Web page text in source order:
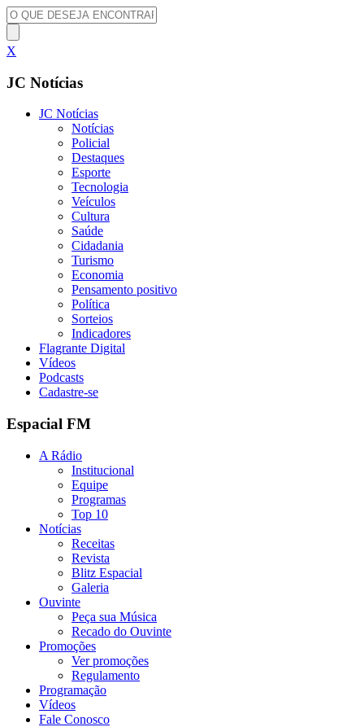
X
JC Notícias
JC Notícias
Notícias
Policial
Destaques
Esporte
Tecnologia
Veículos
Cultura
Saúde
Cidadania
Turismo
Economia
Pensamento positivo
Política
Sorteios
Indicadores
Flagrante Digital
Vídeos
Podcasts
Cadastre-se
Espacial FM
A Rádio
Institucional
Equipe
Programas
Top 10
Notícias
Receitas
Revista
Blitz Espacial
Galeria
Ouvinte
Peça sua Música
Recado do Ouvinte
Promoções
Ver promoções
Regulamento
Programação
Vídeos
Fale Conosco